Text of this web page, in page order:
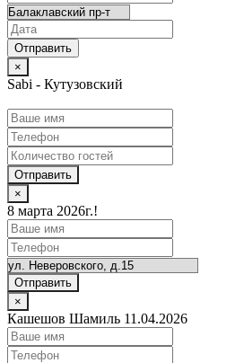
×
Sabi - Кутузовский
Отправить
×
8 марта 2026г.!
Отправить
×
Кашешов Шамиль 11.04.2026